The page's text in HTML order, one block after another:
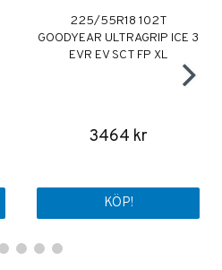
225/55R18 102T
GOODYEAR ULTRAGRIP ICE 3
EVR EV SCT FP XL
3464 kr
KÖP!